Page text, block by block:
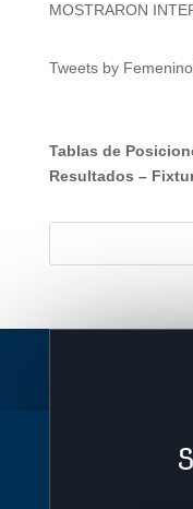
MOSTRARON
Tweets by
Tablas de
Resultados –